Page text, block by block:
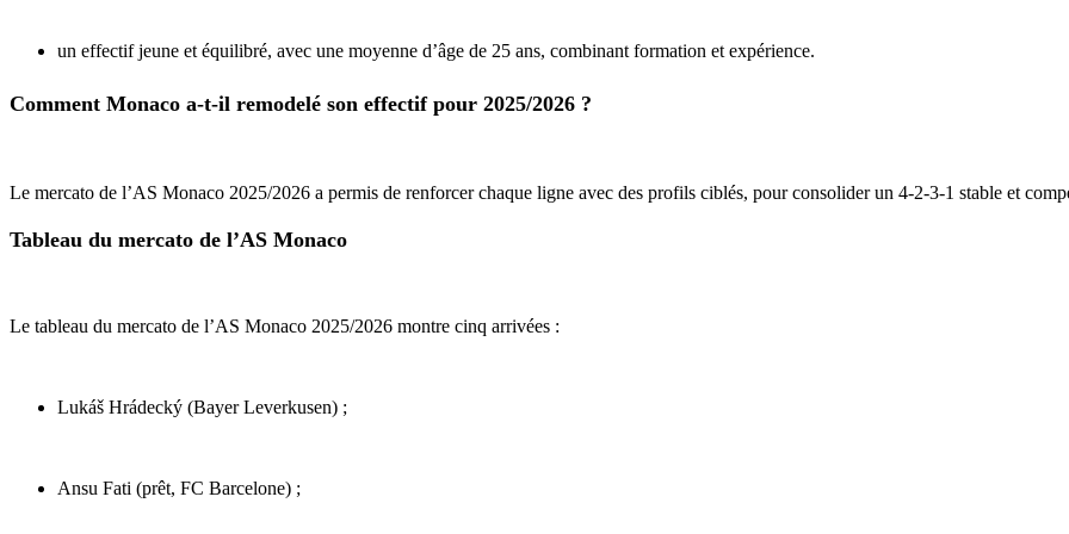
un effectif jeune et équilibré, avec une moyenne d’âge de 25 ans, combinant formation et expérience.
Comment Monaco a-t-il remodelé son effectif pour 2025/2026 ?
Le mercato de l’AS Monaco 2025/2026 a permis de renforcer chaque ligne avec des profils ciblés, pour consolider un 4-2-3-1 stable et
Tableau du mercato de l’AS Monaco
Le tableau du mercato de l’AS Monaco 2025/2026 montre cinq arrivées :
Lukáš Hrádecký (Bayer Leverkusen) ;
Ansu Fati (prêt, FC Barcelone) ;